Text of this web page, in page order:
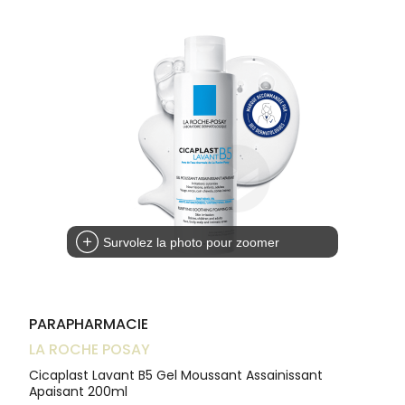
PHARMACIES
Survolez la photo pour zoomer
PARAPHARMACIE
LA ROCHE POSAY
Cicaplast Lavant B5 Gel Moussant Assainissant
Apaisant 200ml